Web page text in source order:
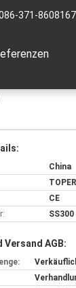
371-
China
TOPER
CE
SS300
Versand AGB: